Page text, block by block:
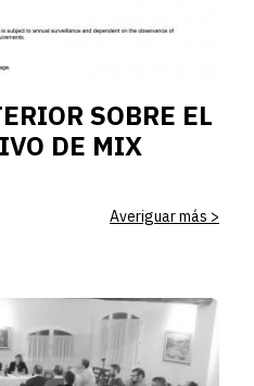
SOBRE EL
DE MIX
Averiguar más >